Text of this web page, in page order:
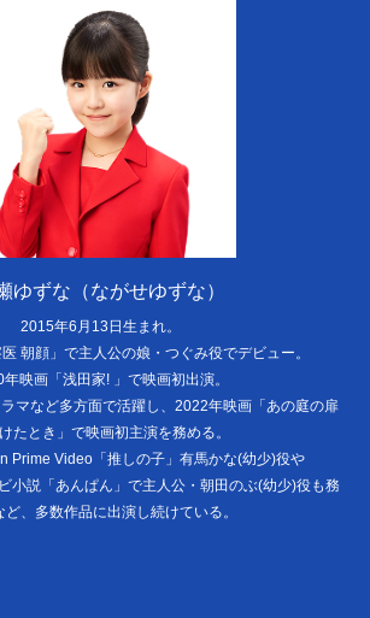
ゆずな（ながせゆずな）
2015年6月13日生まれ。
朝顔」で主人公の娘・つぐみ役でデビュー。
映画「浅田家! 」で映画初出演。
マなど多方面で活躍し、2022年映画「あの庭の扉
たとき」で映画初主演を務める。
Prime Video「推しの子」有馬かな(幼少)役や
小説「あんぱん」で主人公・朝田のぶ(幼少)役も務
ど、多数作品に出演し続けている。